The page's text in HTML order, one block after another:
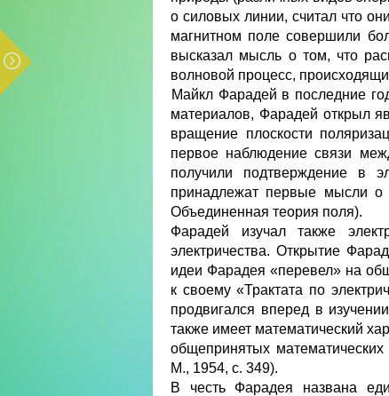
о силовых линии, считал что
магнитном поле совершили
высказал мысль о том, что
волновой процесс,
Майкл Фарадей в последние
материалов, Фарадей открыл
вращение плоскости
первое наблюдение связи
получили подтверждение в
принадлежат первые мысли о
Объединенная теория поля).
Фарадей изучал также
электричества. Открытие
идеи Фарадея «перевел» на
к своему «Трактата по
продвигался вперед в
также имеет математический
общепринятых
М., 1954, с. 349).
В честь Фарадея названа